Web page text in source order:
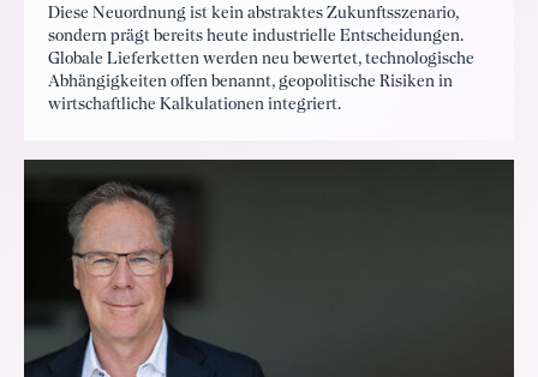
Diese Neuordnung ist kein abstraktes Zukunftsszenario,
sondern prägt bereits heute industrielle Entscheidungen.
Globale Lieferketten werden neu bewertet, technologische
Abhängigkeiten offen benannt, geopolitische Risiken in
wirtschaftliche Kalkulationen integriert.